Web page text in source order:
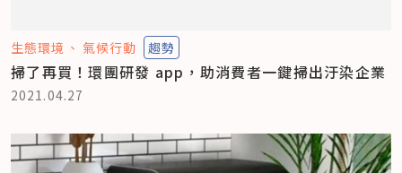
生態環境 氣候行動 趨勢
掃了再買！環團研發 app，助消費者一鍵掃出汙染企業
2021.04.27